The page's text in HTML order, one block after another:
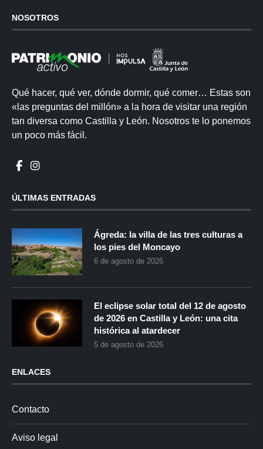
NOSOTROS
Qué hacer, qué ver, dónde dormir, qué comer… Estas son
«las preguntas del millón» a la hora de visitar una región
tan diversa como Castilla y León. Nosotros te lo ponemos
un poco más fácil.
ÚLTIMAS ENTRADAS
Ágreda: la villa de las tres culturas a
los pies del Moncayo
6 de agosto de 2026
El eclipse solar total del 12 de agosto
de 2026 en Castilla y León: una cita
histórica al atardecer
5 de agosto de 2026
ENLACES
Contacto
Aviso legal